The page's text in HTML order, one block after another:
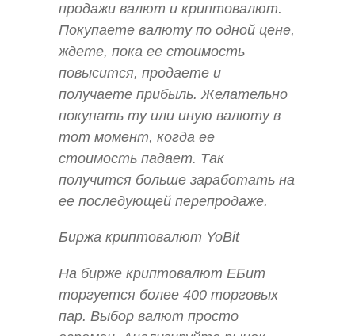
продажи валют и криптовалют.
Покупаете валюту по одной цене,
ждете, пока ее стоимость
повысится, продаете и
получаете прибыль. Желательно
покупать ту или иную валюту в
тот момент, когда ее
стоимость падает. Так
получится больше заработать на
ее последующей перепродаже.
Биржа криптовалют YoBit
На бирже криптовалют ЕБит
торгуется более 400 торговых
пар. Выбор валют просто